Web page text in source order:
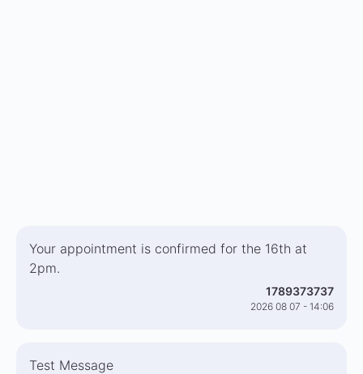
Your appointment is confirmed for the 16th at
2pm.
1789373737
2026 08 07 - 14:06
Test Message